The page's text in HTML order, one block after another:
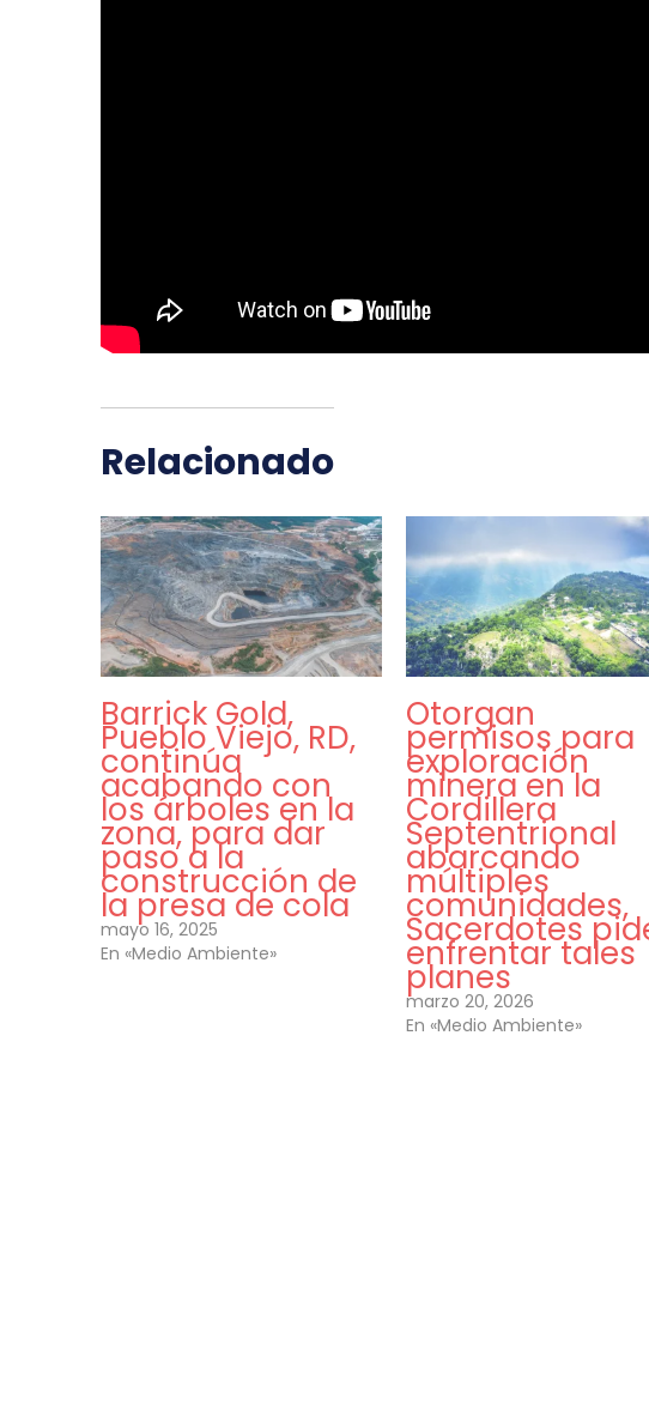
Relacionado
Barrick Gold,
Pueblo Viejo, RD,
continúa
acabando con
los árboles en la
zona, para dar
paso a la
construcción de
la presa de cola
mayo 16, 2025
En «Medio Ambiente»
Otorgan
permisos para
exploración
minera en la
Cordillera
Septentrional
abarcando
múltiples
comunidades,
Sacerdotes
enfrentar tales
planes
marzo 20, 2026
En «Medio Ambiente»